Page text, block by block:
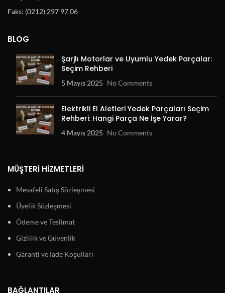
Faks: (0212) 297 97 06
BLOG
Şarjlı Motorlar ve Uyumlu Yedek Parçalar:
Seçim Rehberi
5 Mayıs 2025 No Comments
Elektrikli El Aletleri Yedek Parçaları Seçim
Rehberi: Hangi Parça Ne İşe Yarar?
4 Mayıs 2025 No Comments
MÜŞTERI HIZMETLERI
Mesafeli Satış Sözleşmesi
Üyelik Sözleşmesi
Ödeme ve Teslimat
Gizlilik ve Güvenlik
Garanti ve İade Koşulları
BAĞLANTILAR